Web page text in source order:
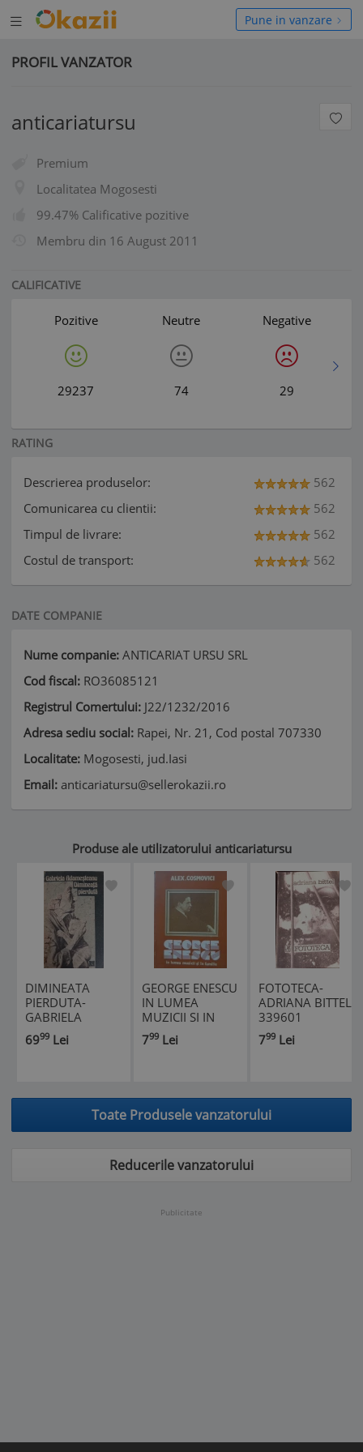
Deschide
meniul
Pune in vanzare
PROFIL VANZATOR
anticariatursu
Premium
Localitatea Mogosesti
99.47% Calificative pozitive
Membru din 16 August 2011
CALIFICATIVE
Pozitive
29237
Neutre
74
Negative
29
RATING
Descrierea produselor:
562
Comunicarea cu clientii:
562
Timpul de livrare:
562
Costul de transport:
562
DATE COMPANIE
Nume companie: ANTICARIAT URSU SRL
Cod fiscal: RO36085121
Registrul Comertului: J22/1232/2016
Adresa sediu social: Rapei, Nr. 21, Cod postal 707330
Localitate: Mogosesti, jud.Iasi
Email: anticariatursu@sellerokazii.ro
Produse ale utilizatorului anticariatursu
DIMINEATA
PIERDUTA-
GABRIELA
ADAMESTEANU-
339586
6999 Lei
GEORGE ENESCU
IN LUMEA
MUZICII SI IN
FAMILIE-ALEX.
COSMOVICI-
799 Lei
FOTOTECA-
ADRIANA BITTEL-
339601
799 Lei
Toate Produsele vanzatorului
Reducerile vanzatorului
Publicitate